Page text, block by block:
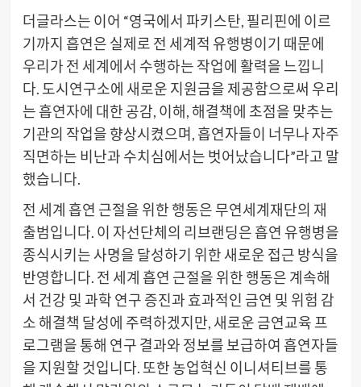
더글라스는 이어 “영국에서 파키스탄, 필리핀에 이르
기까지 흡연은 실제로 전 세계적 유행병이기 때문에
우리가 전 세계에서 수행하는 작업에 활력을 느낍니
다. 도시연구소에 새로운 지원금을 제공함으로써 우리
는 흡연자에 대한 공감, 이해, 해결책에 초점을 맞추는
기관의 작업을 향상시켰으며, 흡연자들이 너무나 자주
직면하는 비난과 수치심에서는 벗어났습니다”라고 말
했습니다.
전 세계 흡연 근절을 위한 행동은 무연세계재단의 재
출범입니다. 이 자선단체의 리브랜딩은 흡연 유행병을
종식시키는 사명을 달성하기 위한 새로운 접근 방식을
반영합니다. 전 세계 흡연 근절을 위한 행동은 계속해
서 건강 및 과학 연구 증진과 효과적인 금연 및 위험 감
소 해결책 달성에 주력하겠지만, 새로운 금연교육 프
로그램을 통해 연구 결과와 정보를 보급하여 흡연자들
을 지원할 것입니다. 또한 농업혁신 이니셔티브를 통